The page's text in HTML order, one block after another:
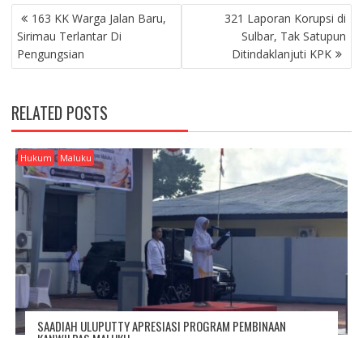
P
O
S
T
A
V
I
G
A
T
N
163 KK Warga Jalan Baru,
Sirimau Terlantar Di
Pengungsian
321 Laporan Korupsi di
Sulbar, Tak Satupun
Ditindaklanjuti KPK
RELATED POSTS
Hukum Maluku
SAADIAH ULUPUTTY APRESIASI PROGRAM PEMBINAAN